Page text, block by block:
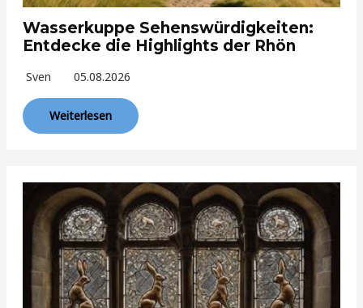
Wasserkuppe Sehenswürdigkeiten:
Entdecke die Highlights der Rhön
Sven 05.08.2026
Weiterlesen